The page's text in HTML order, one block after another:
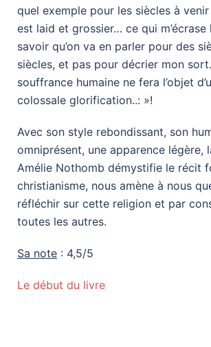
quel exemple pour les siècles à
est laid et grossier… ce qui m’écrase
savoir qu’on va en parler pour des
siècles, et pas pour décrier mon
souffrance humaine ne fera l’objet
colossale glorification..: »!
Avec son style rebondissant, son
omniprésent, une apparence légère,
Amélie Nothomb démystifie le récit
christianisme, nous amène à nous
réfléchir sur cette religion et par
toutes les autres.
Sa note : 4,5/5
Le début du livre